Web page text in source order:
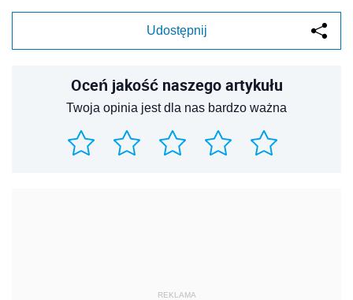
Udostępnij
Oceń jakość naszego artykułu
Twoja opinia jest dla nas bardzo ważna
REKLAMA